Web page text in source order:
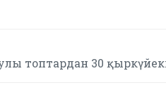
топтардан 30